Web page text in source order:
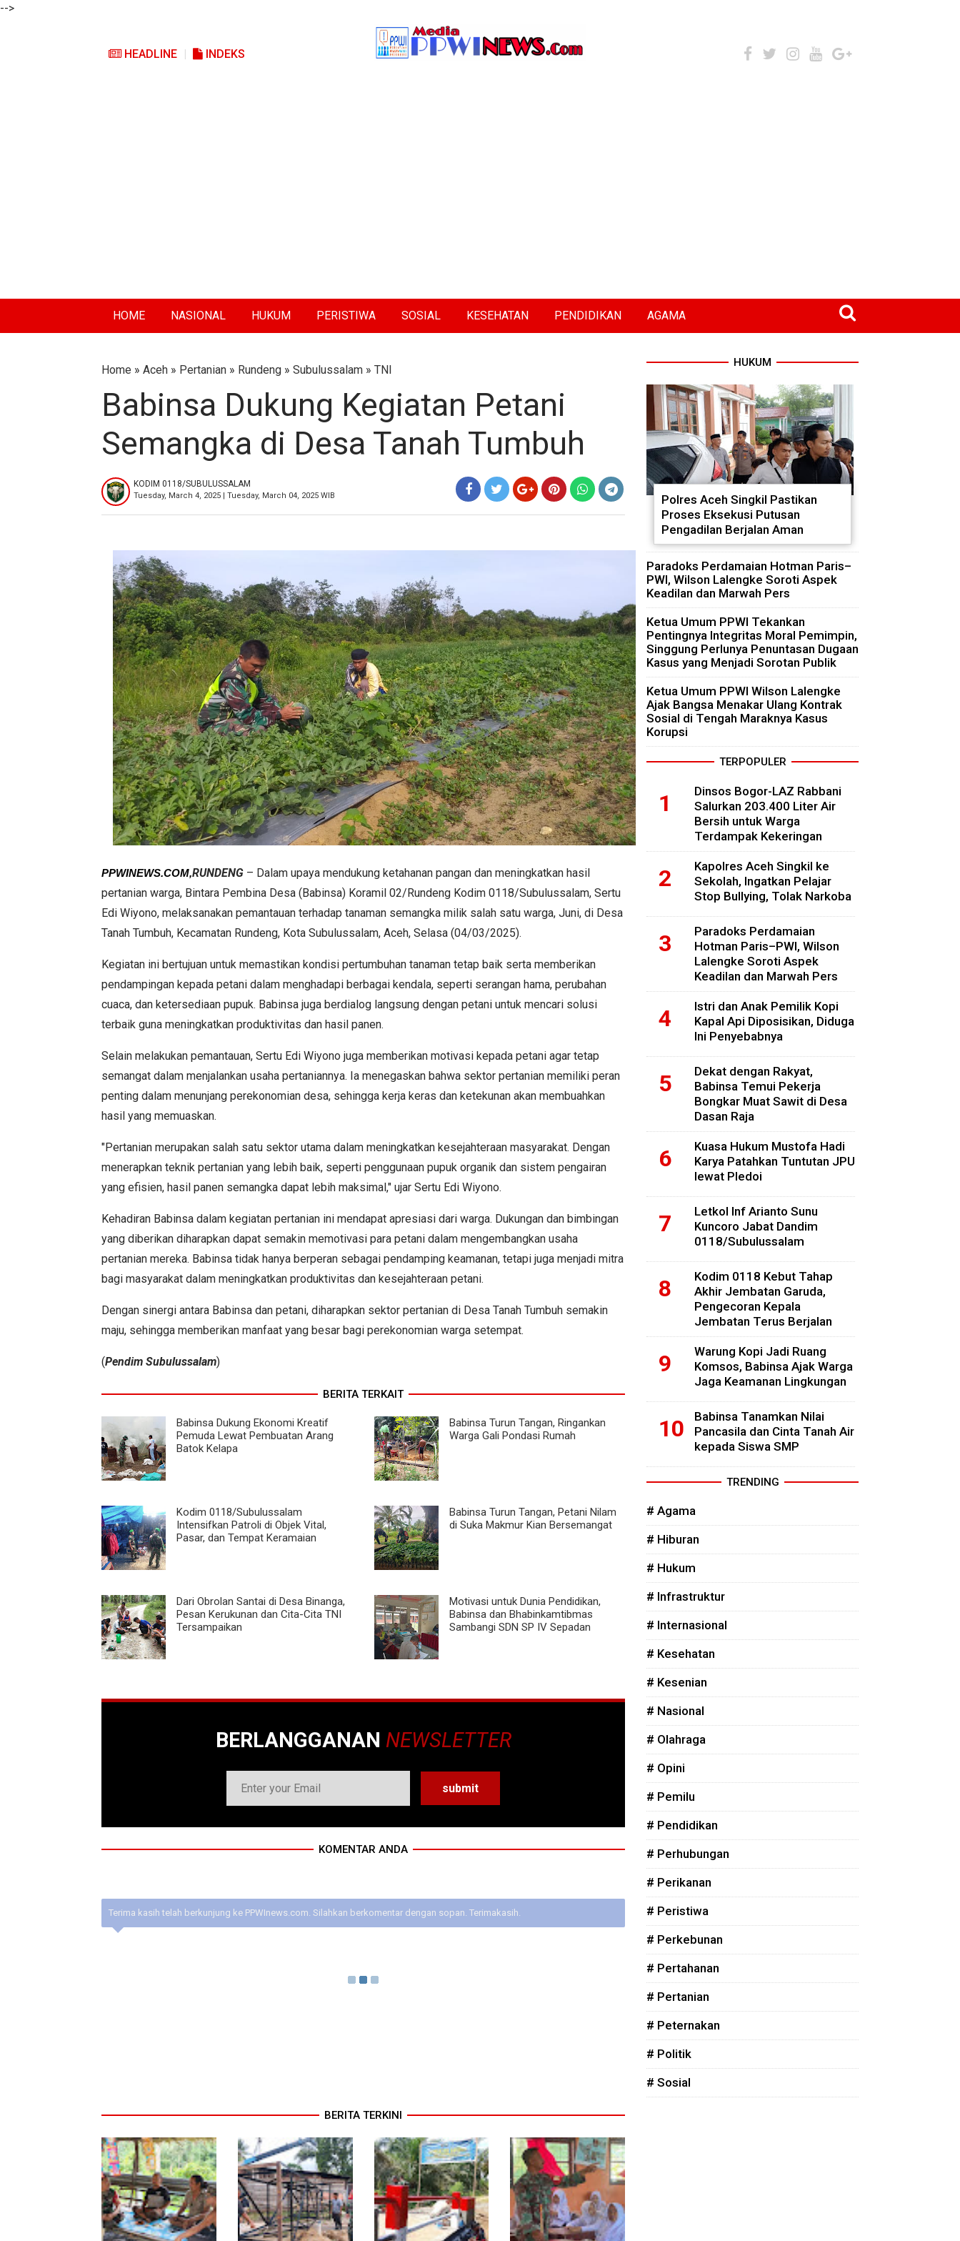
-->
HEADLINE INDEKS
HOME NASIONAL HUKUM PERISTIWA SOSIAL KESEHATAN PENDIDIKAN AGAMA
Home » Aceh » Pertanian » Rundeng » Subulussalam » TNI
Babinsa Dukung Kegiatan Petani
Semangka di Desa Tanah Tumbuh
KODIM 0118/SUBULUSSALAM
Tuesday, March 4, 2025 | Tuesday, March 04, 2025 WIB
PPWINEWS.COM,RUNDENG – Dalam upaya mendukung ketahanan pangan dan meningkatkan hasil
pertanian warga, Bintara Pembina Desa (Babinsa) Koramil 02/Rundeng Kodim 0118/Subulussalam, Sertu
Edi Wiyono, melaksanakan pemantauan terhadap tanaman semangka milik salah satu warga, Juni, di Desa
Tanah Tumbuh, Kecamatan Rundeng, Kota Subulussalam, Aceh, Selasa (04/03/2025).
Kegiatan ini bertujuan untuk memastikan kondisi pertumbuhan tanaman tetap baik serta memberikan
pendampingan kepada petani dalam menghadapi berbagai kendala, seperti serangan hama, perubahan
cuaca, dan ketersediaan pupuk. Babinsa juga berdialog langsung dengan petani untuk mencari solusi
terbaik guna meningkatkan produktivitas dan hasil panen.
Selain melakukan pemantauan, Sertu Edi Wiyono juga memberikan motivasi kepada petani agar tetap
semangat dalam menjalankan usaha pertaniannya. Ia menegaskan bahwa sektor pertanian memiliki peran
penting dalam menunjang perekonomian desa, sehingga kerja keras dan ketekunan akan membuahkan
hasil yang memuaskan.
"Pertanian merupakan salah satu sektor utama dalam meningkatkan kesejahteraan masyarakat. Dengan
menerapkan teknik pertanian yang lebih baik, seperti penggunaan pupuk organik dan sistem pengairan
yang efisien, hasil panen semangka dapat lebih maksimal," ujar Sertu Edi Wiyono.
Kehadiran Babinsa dalam kegiatan pertanian ini mendapat apresiasi dari warga. Dukungan dan bimbingan
yang diberikan diharapkan dapat semakin memotivasi para petani dalam mengembangkan usaha
pertanian mereka. Babinsa tidak hanya berperan sebagai pendamping keamanan, tetapi juga menjadi mitra
bagi masyarakat dalam meningkatkan produktivitas dan kesejahteraan petani.
Dengan sinergi antara Babinsa dan petani, diharapkan sektor pertanian di Desa Tanah Tumbuh semakin
maju, sehingga memberikan manfaat yang besar bagi perekonomian warga setempat.
(Pendim Subulussalam)
BERITA TERKAIT
Babinsa Dukung Ekonomi Kreatif
Pemuda Lewat Pembuatan Arang
Batok Kelapa
Babinsa Turun Tangan, Ringankan
Warga Gali Pondasi Rumah
Kodim 0118/Subulussalam
Intensifkan Patroli di Objek Vital,
Pasar, dan Tempat Keramaian
Babinsa Turun Tangan, Petani Nilam
di Suka Makmur Kian Bersemangat
Dari Obrolan Santai di Desa Binanga,
Pesan Kerukunan dan Cita-Cita TNI
Tersampaikan
Motivasi untuk Dunia Pendidikan,
Babinsa dan Bhabinkamtibmas
Sambangi SDN SP IV Sepadan
BERLANGGANAN NEWSLETTER
KOMENTAR ANDA
Terima kasih telah berkunjung ke PPWInews.com. Silahkan berkomentar dengan sopan. Terimakasih.
BERITA TERKINI
HUKUM
Polres Aceh Singkil Pastikan
Proses Eksekusi Putusan
Pengadilan Berjalan Aman
Paradoks Perdamaian Hotman Paris–
PWI, Wilson Lalengke Soroti Aspek
Keadilan dan Marwah Pers
Ketua Umum PPWI Tekankan
Pentingnya Integritas Moral Pemimpin,
Singgung Perlunya Penuntasan Dugaan
Kasus yang Menjadi Sorotan Publik
Ketua Umum PPWI Wilson Lalengke
Ajak Bangsa Menakar Ulang Kontrak
Sosial di Tengah Maraknya Kasus
Korupsi
TERPOPULER
Dinsos Bogor-LAZ Rabbani
Salurkan 203.400 Liter Air
Bersih untuk Warga
Terdampak Kekeringan
Kapolres Aceh Singkil ke
Sekolah, Ingatkan Pelajar
Stop Bullying, Tolak Narkoba
Paradoks Perdamaian
Hotman Paris–PWI, Wilson
Lalengke Soroti Aspek
Keadilan dan Marwah Pers
Istri dan Anak Pemilik Kopi
Kapal Api Diposisikan, Diduga
Ini Penyebabnya
Dekat dengan Rakyat,
Babinsa Temui Pekerja
Bongkar Muat Sawit di Desa
Dasan Raja
Kuasa Hukum Mustofa Hadi
Karya Patahkan Tuntutan JPU
lewat Pledoi
Letkol Inf Arianto Sunu
Kuncoro Jabat Dandim
0118/Subulussalam
Kodim 0118 Kebut Tahap
Akhir Jembatan Garuda,
Pengecoran Kepala
Jembatan Terus Berjalan
Warung Kopi Jadi Ruang
Komsos, Babinsa Ajak Warga
Jaga Keamanan Lingkungan
Babinsa Tanamkan Nilai
Pancasila dan Cinta Tanah Air
kepada Siswa SMP
TRENDING
# Agama
# Hiburan
# Hukum
# Infrastruktur
# Internasional
# Kesehatan
# Kesenian
# Nasional
# Olahraga
# Opini
# Pemilu
# Pendidikan
# Perhubungan
# Perikanan
# Peristiwa
# Perkebunan
# Pertahanan
# Pertanian
# Peternakan
# Politik
# Sosial